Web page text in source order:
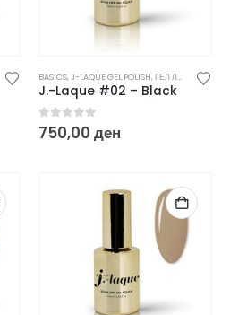
BASICS,J-LAQUE GEL POLISH,ГЕЛ ЛАКОВИ
J.-Laque #02 – Black
0 out of 5
750,00 ден